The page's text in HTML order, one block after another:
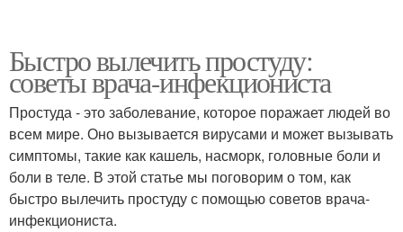
Быстро вылечить простуду:
советы врача-инфекциониста
Простуда - это заболевание, которое поражает людей во
всем мире. Оно вызывается вирусами и может вызывать
симптомы, такие как кашель, насморк, головные боли и
боли в теле. В этой статье мы поговорим о том, как
быстро вылечить простуду с помощью советов врача-
инфекциониста.